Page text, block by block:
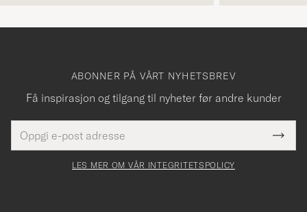
ABONNER PÅ VÅRT NYHETSBREV
Få inspirasjon og tilgang til nyheter før andre kunder
postadresse
felt
Tack
för
LES MER OM VÅR INTEGRITETSPOLICY